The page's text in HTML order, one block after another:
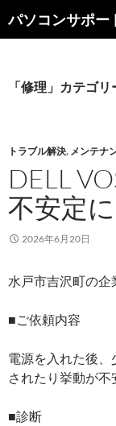
パソコンサポ
索
ン
キ
ッ
プ
「修理」カテゴ
トラブル解決, メンテナ
DELL
不安定
2026年6月20日
水戸市吉沢町の企
■ご依頼内容
電源を入れた後
されたり挙動が不
■診断